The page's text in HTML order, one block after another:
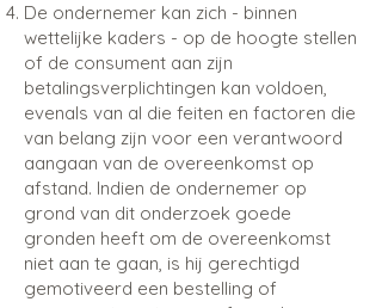
De ondernemer kan zich - binnen
wettelijke kaders - op de hoogte stellen
of de consument aan zijn
betalingsverplichtingen kan voldoen,
evenals van al die feiten en factoren die
van belang zijn voor een verantwoord
aangaan van de overeenkomst op
afstand. Indien de ondernemer op
grond van dit onderzoek goede
gronden heeft om de overeenkomst
niet aan te gaan, is hij gerechtigd
gemotiveerd een bestelling of